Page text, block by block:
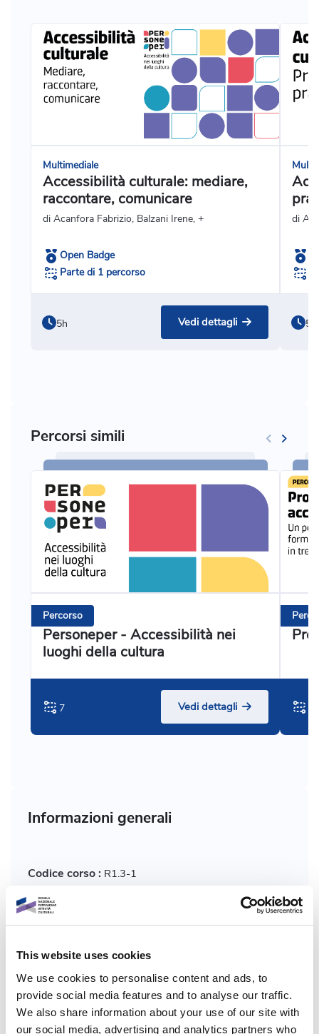
This website uses cookies
We use cookies to personalise content and ads, to
provide social media features and to analyse our traffic.
We also share information about your use of our site with
our social media, advertising and analytics partners who
Multimediale
Accessibilità culturale: mediare,
raccontare, comunicare
di Acanfora Fabrizio, Balzani Irene, +
Open Badge
Parte di 1 percorso
5h Vedi dettagli
di
5h
Percorsi simili
Percorso
Personeper - Accessibilità nei
luoghi della cultura
7 Vedi dettagli
Informazioni generali
Codice corso : R1.3-1
Chi:Bagnoli Martina
Formato corso:Video
Programma:Dicolab
Ambiti tematici:Studio, ricerca e approfondimenti,